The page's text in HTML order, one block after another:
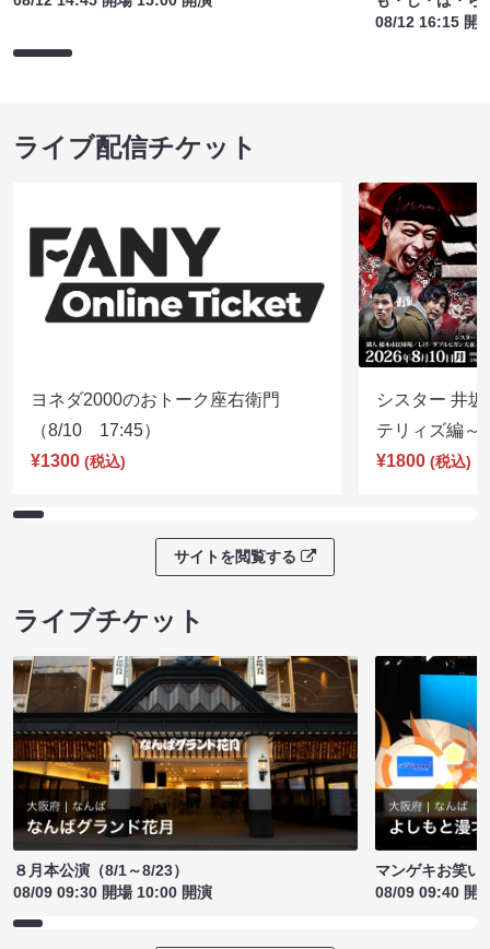
08/12 16:15 開
ライブ配信チケット
ヨネダ2000のおトーク座右衛門
（8/10 17:45）
¥1300 (税込)
シスター 井
テリィズ編
¥1800 (税込)
サイトを閲覧する
ライブチケット
８月本公演（8/1～8/23）
08/09 09:30 開場 10:00 開演
マンゲキお笑い
08/09 09:40 開